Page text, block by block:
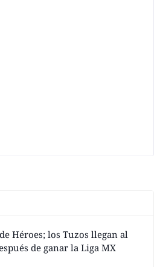
Héroes; los Tuzos llegan al
de ganar la Liga MX